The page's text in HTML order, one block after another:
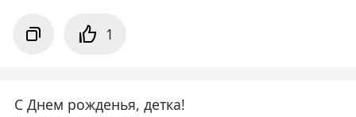
1
С Днем рожденья, детка!